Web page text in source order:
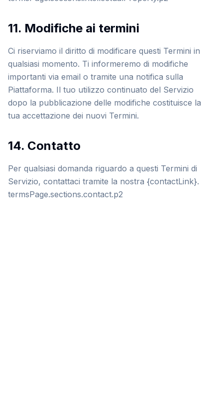
11. Modifiche ai termini
Ci riserviamo il diritto di modificare questi Termini in
qualsiasi momento. Ti informeremo di modifiche
importanti via email o tramite una notifica sulla
Piattaforma. Il tuo utilizzo continuato del Servizio
dopo la pubblicazione delle modifiche costituisce la
tua accettazione dei nuovi Termini.
14. Contatto
Per qualsiasi domanda riguardo a questi Termini di
Servizio, contattaci tramite la nostra {contactLink}.
termsPage.sections.contact.p2